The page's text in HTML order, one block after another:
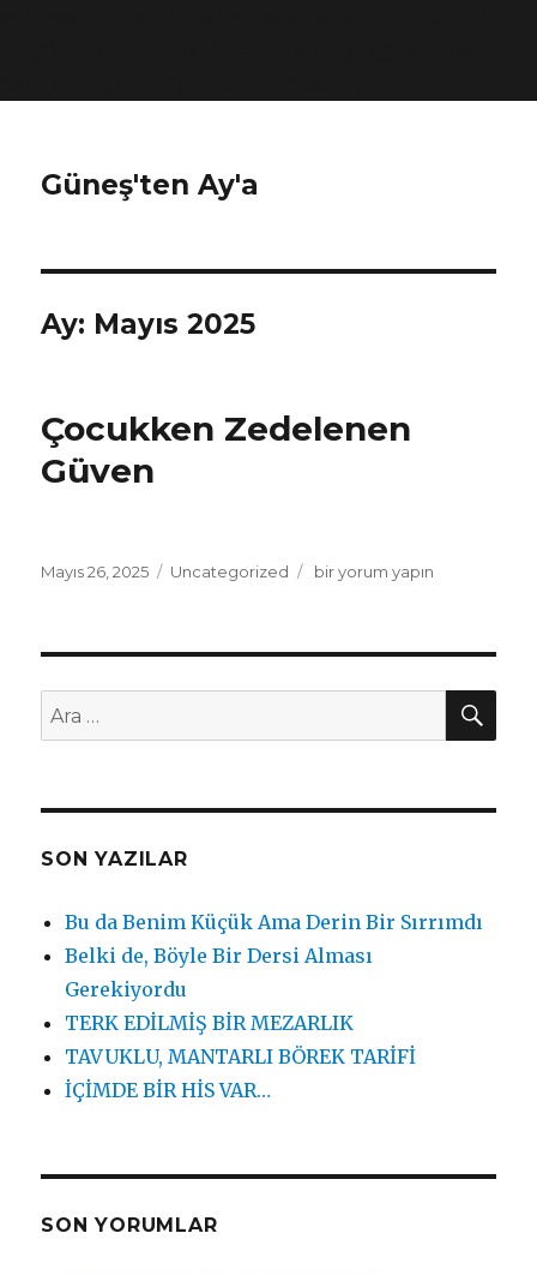
Güneş'ten Ay'a
Ay: Mayıs 2025
Çocukken Zedelenen
Güven
Yayın
Mayıs 26, 2025 Kategoriler
Uncategorized
Çocukken
bir yorum yapın
Ara:
SON YAZILAR
Bu da Benim Küçük Ama Derin Bir Sırrımdı
Belki de, Böyle Bir Dersi Alması
Gerekiyordu
TERK EDİLMİŞ BİR MEZARLIK
TAVUKLU, MANTARLI BÖREK TARİFİ
İÇİMDE BİR HİS VAR…
SON YORUMLAR